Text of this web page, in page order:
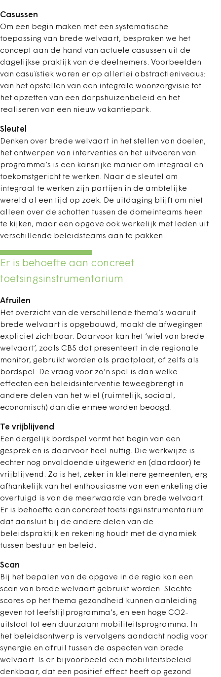
Casussen
Om een begin maken met een systematische
toepassing van brede welvaart, bespraken we het
concept aan de hand van actuele casussen uit de
dagelijkse praktijk van de deelnemers. Voorbeelden
van casuïstiek ­waren er op allerlei abstractieniveaus:
van het opstellen van een integrale woonzorg­visie tot
het opzetten van een dorpshuizenbeleid en het
realiseren van een nieuw vakantiepark.
Sleutel
Denken over brede welvaart in het stellen van doelen,
het ontwerpen van interventies en het uitvoeren van
programma’s is een kansrijke manier om integraal en
toekomstgericht te werken. Naar de sleutel om
integraal te werken zijn partijen in de ambtelijke
wereld al een tijd op zoek. De uitdaging blijft om niet
alleen over de schotten tussen de domeinteams heen
te kijken, maar een opgave ook werkelijk met leden uit
verschillende beleidsteams aan te pakken.
Er is behoefte aan concreet
toetsingsinstrumentarium
Afruilen
Het overzicht van de verschillende thema’s waaruit
brede welvaart is opgebouwd, maakt de afwegingen
expliciet zichtbaar. Daarvoor kan het ‘wiel van brede
welvaart’, zoals CBS dat presenteert in de regionale
monitor, gebruikt worden als praatplaat, of zelfs als
bordspel. De vraag voor zo’n spel is dan welke
effecten een ­beleidsinterventie teweegbrengt in
andere delen van het wiel (ruimtelijk, sociaal,
economisch) dan die ermee worden beoogd.
Te vrijblijvend
Een dergelijk bordspel vormt het begin van een
gesprek en is daarvoor heel nuttig. Die werkwijze is
echter nog onvoldoende uitgewerkt en (daardoor) te
vrijblijvend. Zo is het, zeker in kleinere gemeenten, erg
afhankelijk van het enthousiasme van een enkeling die
overtuigd is van de meerwaarde van brede welvaart.
Er is behoefte aan concreet toetsingsinstrumentarium
dat aansluit bij de andere delen van de
beleidspraktijk en rekening houdt met de dynamiek
tussen bestuur en beleid.
Scan
Bij het bepalen van de opgave in de regio kan een
scan van brede welvaart gebruikt worden. Slechte
scores op het thema gezondheid kunnen aanleiding
geven tot leefstijlprogramma’s, en een hoge CO2-
uitstoot tot een duurzaam mobiliteitsprogramma. In
het beleidsontwerp is vervolgens aandacht nodig voor
synergie en afruil tussen de aspecten van brede
welvaart. Is er bijvoorbeeld een mobiliteitsbeleid
denkbaar, dat een positief effect heeft op gezond